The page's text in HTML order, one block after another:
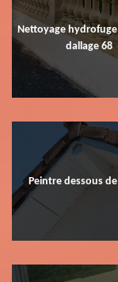
Nettoyage
dallage 68
Peintre dessous